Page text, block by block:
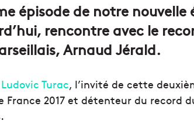
épisode de notre
rencontre avec le
Arnaud Jérald.
Ludovic Turac, l’invité de cette
2017 et détenteur du record